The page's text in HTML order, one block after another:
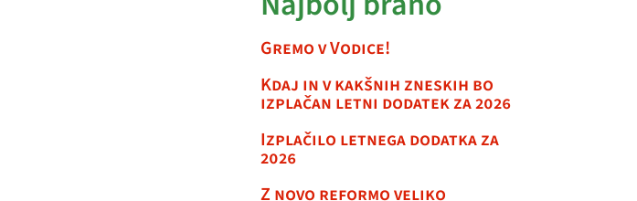
Gremo v Vodice!
Kdaj in v kakšnih zneskih bo
izplačan letni dodatek za 2026
Izplačilo letnega dodatka za
2026
Z novo reformo veliko